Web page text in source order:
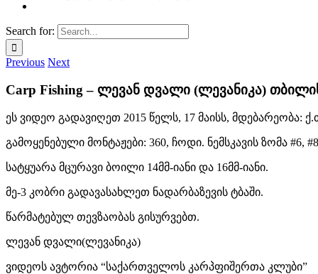
Search for:
Previous Next
Carp Fishing – ლევან დვალი (ლევანიკა)
ეს ვიდეო გადავიღეთ 2015 წელს, 17 მაისს, მდებარეობა:
გამოყენებული მონტაჟები: 360, ჩოდი. ნემსკავის ზომა #6, #8
სატყუარა მცურავი ბოილი 14მმ-იანი და 16მმ-იანი.
მე-3 კობრი გადავასახლეთ ნადარბაზევის ტბაში.
წარმატებულ თევზაობას გისურვებთ.
ლევან დვალი(ლევანიკა)
ვიდეოს ავტორია “საქართველოს კარპფიშერთა კლუბი”